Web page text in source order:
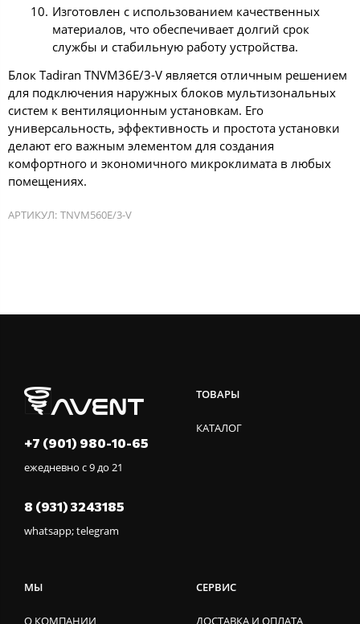
Изготовлен с использованием качественных
материалов, что обеспечивает долгий срок
службы и стабильную работу устройства.
Блок Tadiran TNVM36E/3-V является отличным решением
для подключения наружных блоков мультизональных
систем к вентиляционным установкам. Его
универсальность, эффективность и простота установки
делают его важным элементом для создания
комфортного и экономичного микроклимата в любых
помещениях.
АРТИКУЛ: TNVM560E/3-V
+7 (901) 980-10-65
ежедневно с 9 до 21
8 (931) 3243185
whatsapp; telegram
ТОВАРЫ
КАТАЛОГ
МЫ СЕРВИС